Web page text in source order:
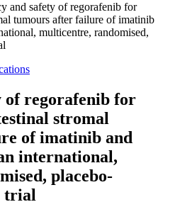
and safety of regorafenib for
tumours after failure of imatinib
multicentre, randomised,
of regorafenib for
stromal
of imatinib and
international,
placebo-
trial